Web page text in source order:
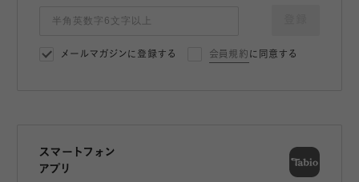
メールマガジンに登録する 会員規約 に同意する
スマートフォン
アプリ